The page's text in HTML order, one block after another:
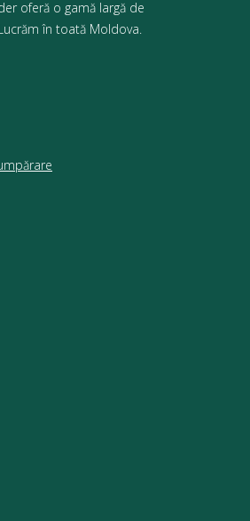
oferă o gamă largă de
în toată Moldova.